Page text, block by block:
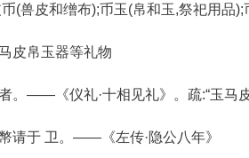
币(兽皮和缯布);币玉(帛和玉,祭祀用品
皮帛玉器等礼物
。——《仪礼·十相见礼》。疏:“玉马
请于 卫。——《左传·隐公八年》